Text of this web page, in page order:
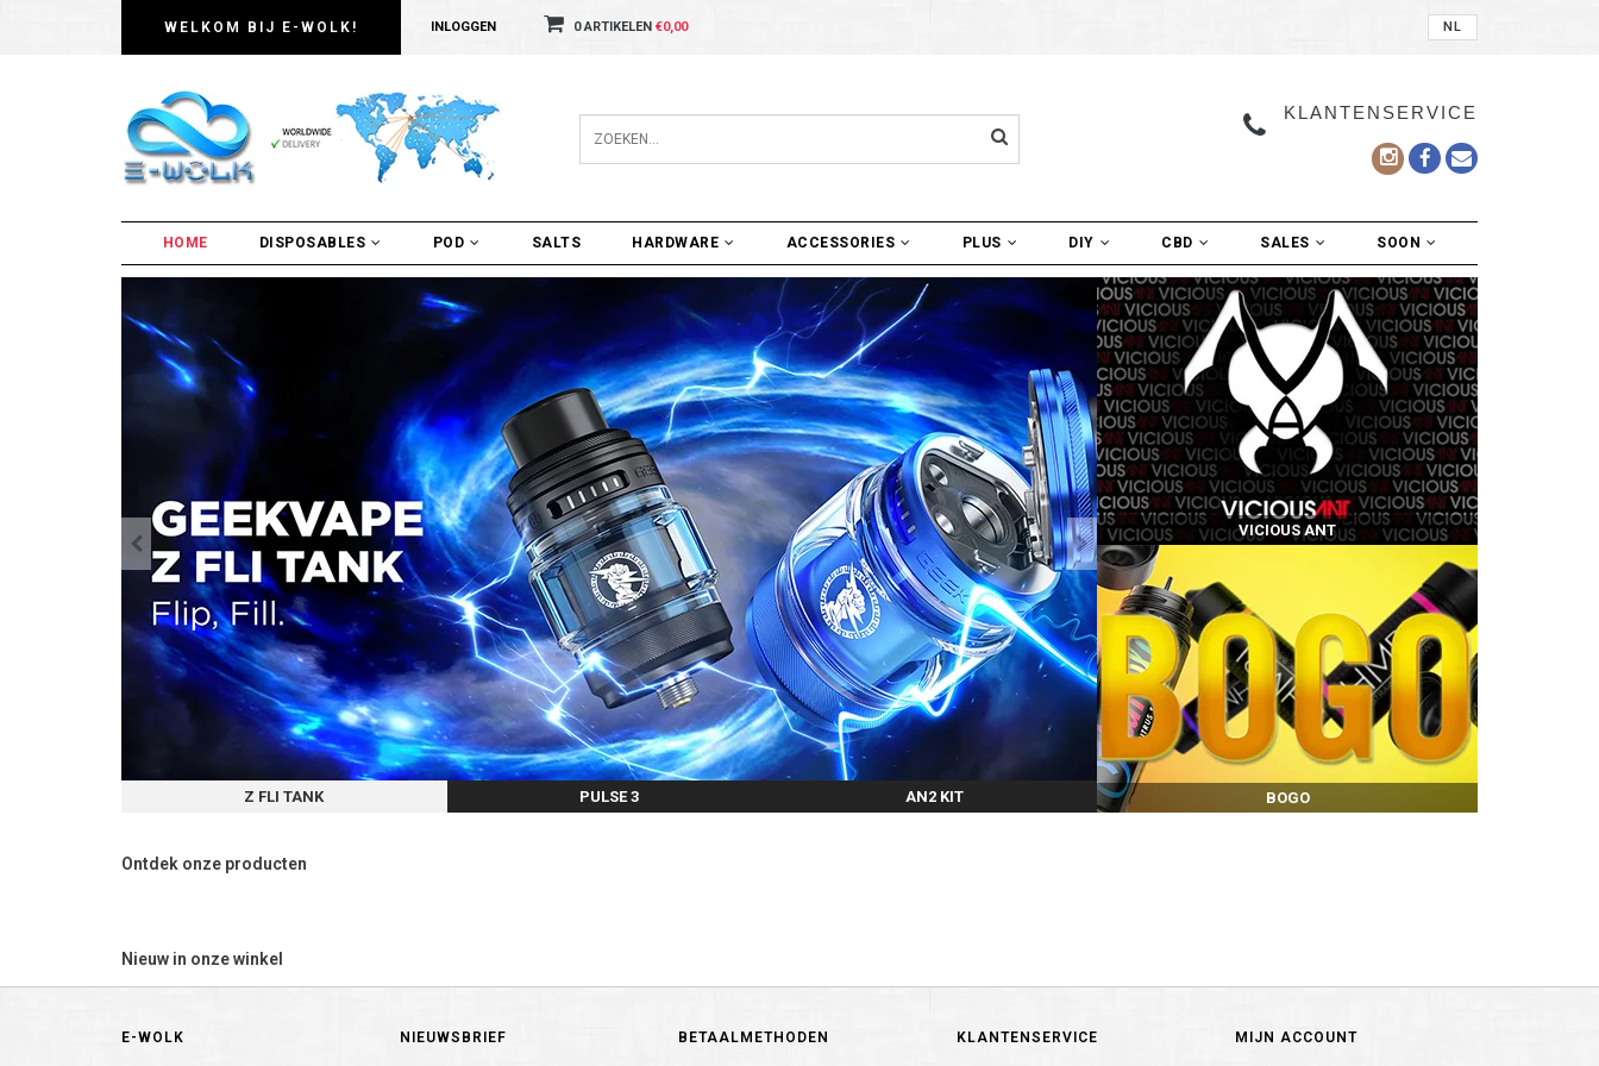
WELKOM BIJ E-WOLK! INLOGGEN 0 ARTIKELEN €0,00 NL
KLANTENSERVICE
HOME DISPOSABLES POD SALTS HARDWARE ACCESSORIES PLUS DIY CBD SALES SOON
Z FLI TANK PULSE 3 AN2 KIT
VICIOUS ANT
BOGO
Ontdek onze producten
Nieuw in onze winkel
E-WOLK NIEUWSBRIEF BETAALMETHODEN KLANTENSERVICE MIJN ACCOUNT